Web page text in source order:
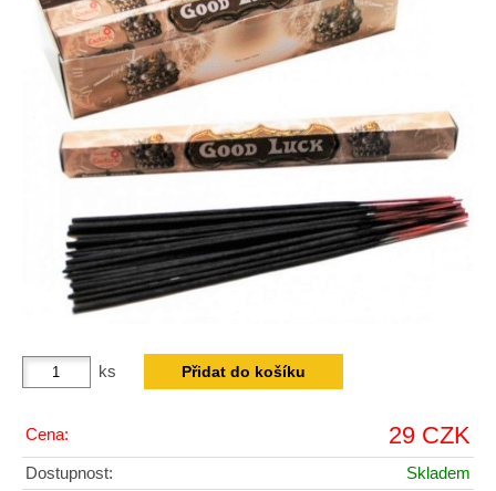
ks
Cena: 29 CZK
Dostupnost:
Skladem